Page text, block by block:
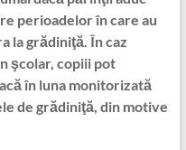
perioadelor în care au
la grădiniţă. În caz
şcolar, copiii pot
în luna monitorizată
de grădiniţă, din motive